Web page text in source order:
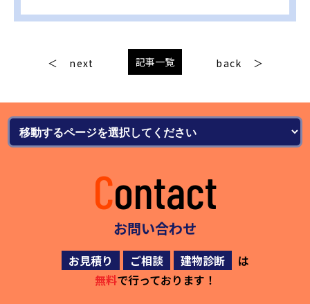
next 記事一覧 back
Contact
お問い合わせ
お見積り ご相談 建物診断
は
無料で行っております！